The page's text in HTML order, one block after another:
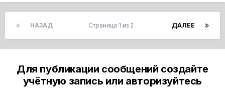
НАЗАД ДАЛЕЕ
Страница 1 из 2
Для публикации сообщений создайте
учётную запись или авторизуйтесь